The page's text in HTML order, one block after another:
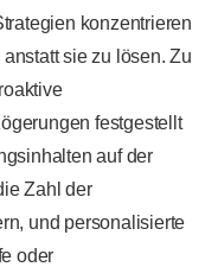
konzentrieren
sie zu lösen. Zu
festgestellt
auf der
Zahl der
und personalisierte
oder